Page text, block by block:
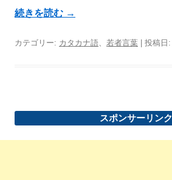
続きを読む →
カテゴリー: カタカナ語、 若者言葉 | 投稿日:
スポンサーリンク